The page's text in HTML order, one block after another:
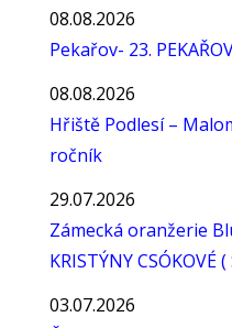
08.08.2026
Pekařov- 23.
08.08.2026
Hřiště Podlesí –
ročník
29.07.2026
Zámecká oranžerie
KRISTÝNY CSÓKOVÉ
03.07.2026